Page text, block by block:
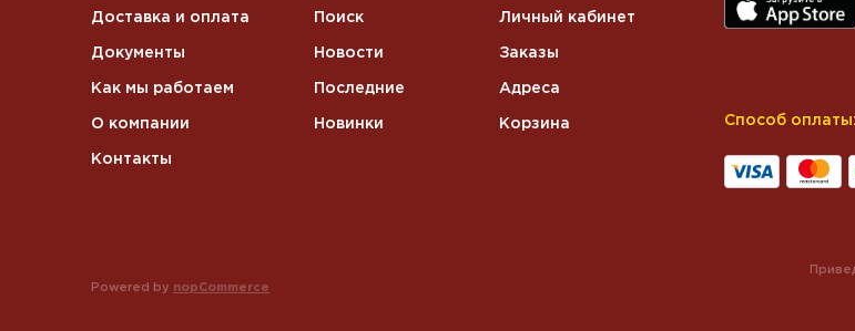
Доставка и оплата
Документы
Как мы работаем
О компании
Контакты
Поиск
Новости
Последние
Новинки
Личный кабинет
Заказы
Адреса
Корзина Способ оплаты:
Powered by nopCommerce